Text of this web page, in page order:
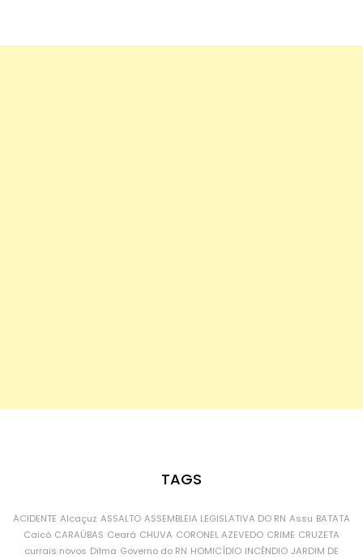
TAGS
ACIDENTE Alcaçuz ASSALTO ASSEMBLEIA LEGISLATIVA DO RN Assu BATATA
Caicó CARAÚBAS Ceará CHUVA CORONEL AZEVEDO CRIME CRUZETA
currais novos Dilma Governo do RN HOMICÍDIO INCÊNDIO JARDIM DE